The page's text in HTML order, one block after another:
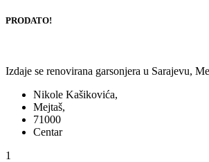
PRODATO!
Izdaje se renovirana garsonjera u Sarajevu,
Nikole Kašikovića,
Mejtaš,
71000
Centar
1